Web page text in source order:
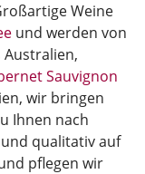
Weine
und werden von
Australien,
Sauvignon
wir bringen
Ihnen nach
qualitativ auf
pflegen wir